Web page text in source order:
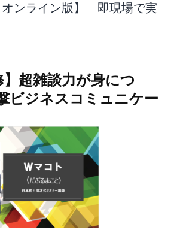
オンライン版】 即現場で実
超雑談力が身につ
ビジネスコミュニケー